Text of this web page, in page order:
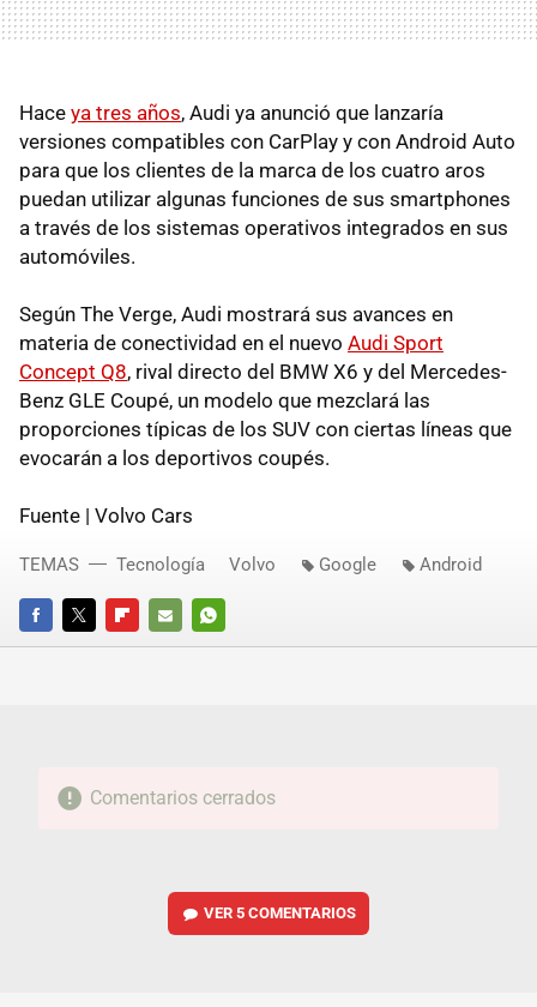
Hace ya tres años, Audi ya anunció que lanzaría
versiones compatibles con CarPlay y con Android Auto
para que los clientes de la marca de los cuatro aros
puedan utilizar algunas funciones de sus smartphones
a través de los sistemas operativos integrados en sus
automóviles.
Según The Verge, Audi mostrará sus avances en
materia de conectividad en el nuevo Audi Sport
Concept Q8, rival directo del BMW X6 y del Mercedes-
Benz GLE Coupé, un modelo que mezclará las
proporciones típicas de los SUV con ciertas líneas que
evocarán a los deportivos coupés.
Fuente | Volvo Cars
FACEBOOKTWITTERFLIPBOARD
E-
WHATSAPP
TEMAS Tecnología Volvo Google Android
Comentarios cerrados
VER5 COMENTARIOS